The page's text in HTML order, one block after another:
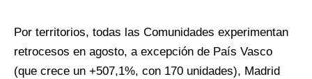
Por territorios, todas las Comunidades experimentan
retrocesos en agosto, a excepción de País Vasco
(que crece un +507,1%, con 170 unidades), Madrid